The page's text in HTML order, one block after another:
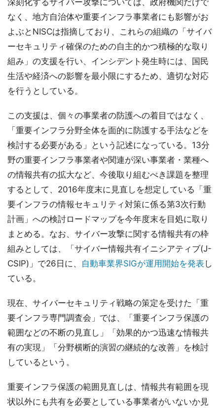
深刻化するサイバー攻撃については、政府機関だけで
なく、地方自治体や重要インフラ事業者にも影響がお
よぶとNISCは指摘しており、これらの組織の「サイバ
ーセキュリティ確保のための自主的かつ積極的な取り
組み」の支援を行い、インシデント発生時には、国民
生活や経済への影響を最小限にするため、適切な対応
を行うとしている。
この支援は、個々の事業者の防護への着目ではなく、
「重要インフラ分野全体を面的に防護する手法などを
検討する必要がある」という記述になっている。13分
野の重要インフラ事業者や関連が深い事業者・業種へ
の情報共有の拡大など、今後取り組むべき課題を整理
するとして、2016年度末に見直しを想定している「重
要インフラの情報セキュリティ対策に係る第3次行動
計画」への検討ロードマップを今年度末を目処に取り
まとめる。なお、サイバー攻撃に関する情報共有の枠
組みとしては、「サイバー情報共有イニシアティブ(J-
CSIP)」で26日に、 自動車業界SIGが運用開始を発表 し
ている。
現在、サイバーセキュリティ戦略の策定を受けた「重
要インフラ専門調査会」では、「重要インフラ保護の
範囲などの不断の見直し」「効果的かつ迅速な情報共
有の実現」「分野横断的演習の継続的な改善」を検討
しているという。
重要インフラ保護の範囲見直しは、情報共有範囲を現
状以外にも共有を必要としている事業者がいないか見